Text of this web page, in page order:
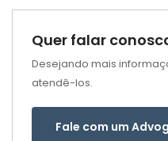
Quer falar
Desejando mais
atendê-los.
Fale com um